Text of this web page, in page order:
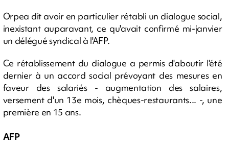
Orpea dit avoir en particulier rétabli un dialogue social,
inexistant auparavant, ce qu'avait confirmé mi-janvier
un délégué syndical à l'AFP.
Ce rétablissement du dialogue a permis d'aboutir l'été
dernier à un accord social prévoyant des mesures en
faveur des salariés - augmentation des salaires,
versement d'un 13e mois, chèques-restaurants... -, une
première en 15 ans.
AFP